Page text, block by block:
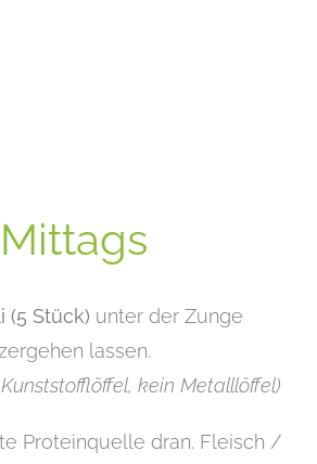
Mittags
(5 Stück) unter der Zunge
lassen.
kein Metalllöffel)
Proteinquelle dran. Fleisch /